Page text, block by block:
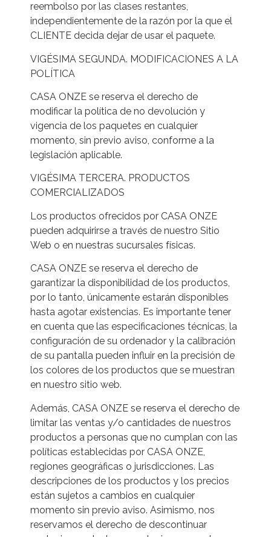
reembolso por las clases restantes,
independientemente de la razón por la que el
CLIENTE decida dejar de usar el paquete.
VIGÉSIMA SEGUNDA. MODIFICACIONES A LA
POLÍTICA
CASA ONZE se reserva el derecho de
modificar la política de no devolución y
vigencia de los paquetes en cualquier
momento, sin previo aviso, conforme a la
legislación aplicable.
VIGÉSIMA TERCERA. PRODUCTOS
COMERCIALIZADOS
Los productos ofrecidos por CASA ONZE
pueden adquirirse a través de nuestro Sitio
Web o en nuestras sucursales físicas.
CASA ONZE se reserva el derecho de
garantizar la disponibilidad de los productos,
por lo tanto, únicamente estarán disponibles
hasta agotar existencias. Es importante tener
en cuenta que las especificaciones técnicas, la
configuración de su ordenador y la calibración
de su pantalla pueden influir en la precisión de
los colores de los productos que se muestran
en nuestro sitio web.
Además, CASA ONZE se reserva el derecho de
limitar las ventas y/o cantidades de nuestros
productos a personas que no cumplan con las
políticas establecidas por CASA ONZE,
regiones geográficas o jurisdicciones. Las
descripciones de los productos y los precios
están sujetos a cambios en cualquier
momento sin previo aviso. Asimismo, nos
reservamos el derecho de descontinuar